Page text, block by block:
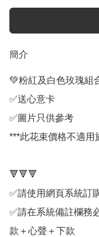
簡介
💚粉紅及白色玫瑰組
✅送心意卡
✅圖片只供參考
***此花束價格不適用
🔻🔻🔻
✅請使用網頁系統訂
✅請在系統備註欄務
款＋心聲＋下款